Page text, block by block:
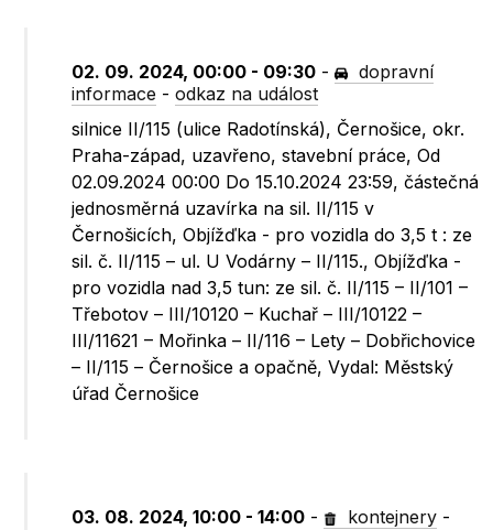
02. 09. 2024, 00:00 - 09:30 -
dopravní
informace -odkaz na událost
silnice II/115 (ulice Radotínská), Černošice, okr.
Praha-západ, uzavřeno, stavební práce, Od
02.09.2024 00:00 Do 15.10.2024 23:59, částečná
jednosměrná uzavírka na sil. II/115 v
Černošicích, Objížďka - pro vozidla do 3,5 t : ze
sil. č. II/115 – ul. U Vodárny – II/115., Objížďka -
pro vozidla nad 3,5 tun: ze sil. č. II/115 – II/101 –
Třebotov – III/10120 – Kuchař – III/10122 –
III/11621 – Mořinka – II/116 – Lety – Dobřichovice
– II/115 – Černošice a opačně, Vydal: Městský
úřad Černošice
03. 08. 2024, 10:00 - 14:00 - kontejnery -